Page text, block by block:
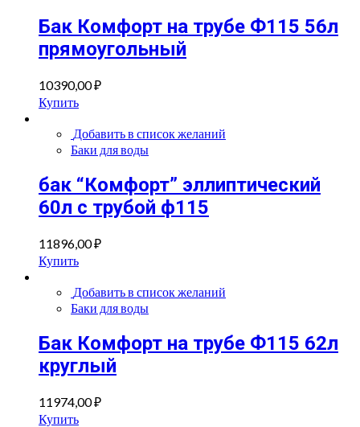
Бак Комфорт на трубе Ф115 56л
прямоугольный
10390,00₽
Купить
Добавить в список желаний
Баки для воды
бак “Комфорт” эллиптический
60л с трубой ф115
11896,00₽
Купить
Добавить в список желаний
Баки для воды
Бак Комфорт на трубе Ф115 62л
круглый
11974,00₽
Купить